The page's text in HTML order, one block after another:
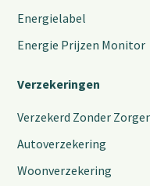
Energielabel
Energie Prijzen Monitor
Verzekeringen
Verzekerd Zonder
Autoverzekering
Woonverzekering